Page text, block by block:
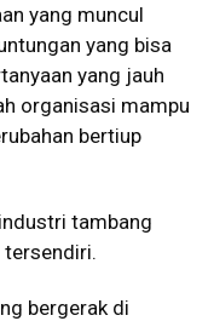
yang muncul
yang bisa
yang jauh
organisasi mampu
bertiup
tambang
tersendiri.
bergerak di